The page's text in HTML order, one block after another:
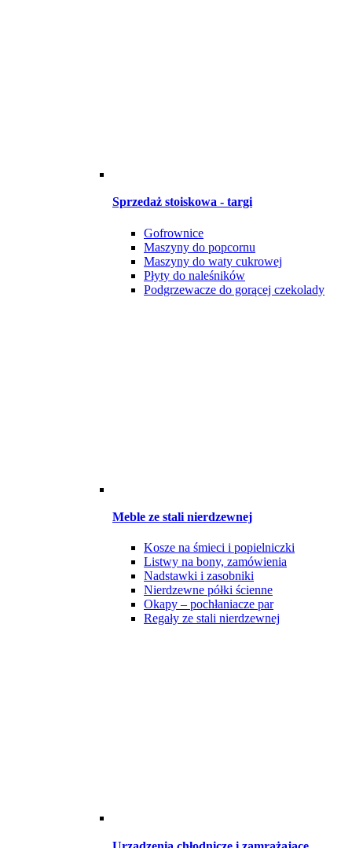
Sprzedaż stoiskowa - targi
Gofrownice
Maszyny do popcornu
Maszyny do waty cukrowej
Płyty do naleśników
Podgrzewacze do gorącej czekolady
Meble ze stali nierdzewnej
Kosze na śmieci i popielniczki
Listwy na bony, zamówienia
Nadstawki i zasobniki
Nierdzewne półki ścienne
Okapy – pochłaniacze par
Regały ze stali nierdzewnej